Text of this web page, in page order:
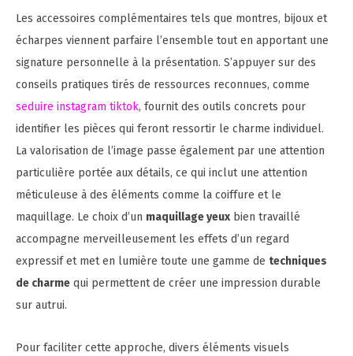
Les accessoires complémentaires tels que montres, bijoux et
écharpes viennent parfaire l’ensemble tout en apportant une
signature personnelle à la présentation. S’appuyer sur des
conseils pratiques tirés de ressources reconnues, comme
seduire instagram tiktok, fournit des outils concrets pour
identifier les pièces qui feront ressortir le charme individuel.
La valorisation de l’image passe également par une attention
particulière portée aux détails, ce qui inclut une attention
méticuleuse à des éléments comme la coiffure et le
maquillage. Le choix d’un maquillage yeux bien travaillé
accompagne merveilleusement les effets d’un regard
expressif et met en lumière toute une gamme de techniques
de charme qui permettent de créer une impression durable
sur autrui.
Pour faciliter cette approche, divers éléments visuels